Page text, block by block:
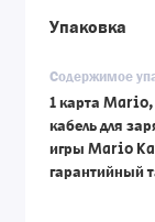
Упаковка
Содержимое
1 карта Mario,
кабель для
игры Mario
гарантийный